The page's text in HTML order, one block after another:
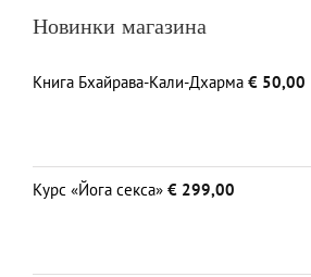
Новинки магазина
Книга Бхайрава-Кали-Дхарма € 50,00
Курс «Йога секса» € 299,00